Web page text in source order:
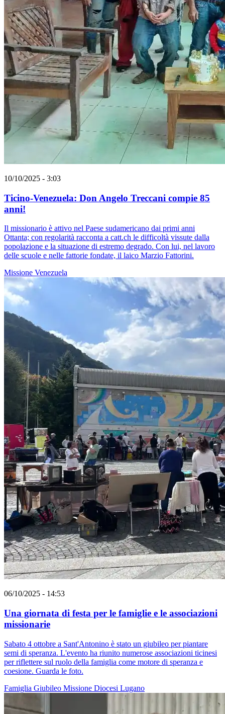
10/10/2025 - 3:03
Ticino-Venezuela: Don Angelo Treccani compie 85
anni!
Il missionario è attivo nel Paese sudamericano dai primi anni
Ottanta; con regolarità racconta a catt.ch le difficoltà vissute dalla
popolazione e la situazione di estremo degrado. Con lui, nel lavoro
delle scuole e nelle fattorie fondate, il laico Marzio Fattorini.
Missione Venezuela
06/10/2025 - 14:53
Una giornata di festa per le famiglie e le associazioni
missionarie
Sabato 4 ottobre a Sant'Antonino è stato un giubileo per piantare
semi di speranza. L'evento ha riunito numerose associazioni ticinesi
per riflettere sul ruolo della famiglia come motore di speranza e
coesione. Guarda le foto.
Famiglia Giubileo Missione Diocesi Lugano